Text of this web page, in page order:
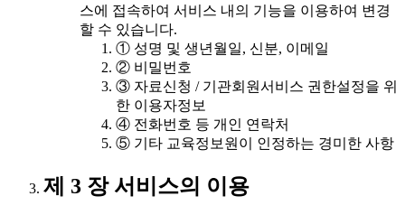
스에 접속하여 서비스 내의 기능을 이용하여 변경
할 수 있습니다.
① 성명 및 생년월일, 신분, 이메일
② 비밀번호
③ 자료신청 / 기관회원서비스 권한설정을 위
한 이용자정보
④ 전화번호 등 개인 연락처
⑤ 기타 교육정보원이 인정하는 경미한 사항
제 3 장 서비스의 이용